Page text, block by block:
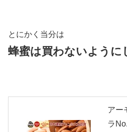
とにかく当分は
蜂蜜は買わないように
アー
ラ